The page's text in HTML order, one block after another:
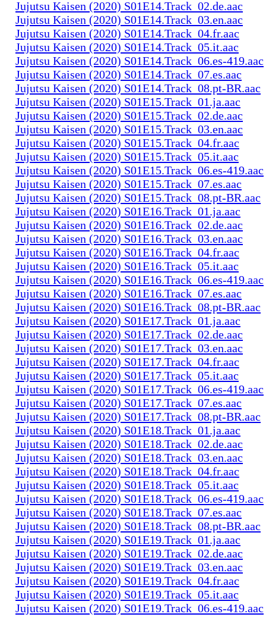
Jujutsu Kaisen (2020) S01E14.Track_02.de.aac
Jujutsu Kaisen (2020) S01E14.Track_03.en.aac
Jujutsu Kaisen (2020) S01E14.Track_04.fr.aac
Jujutsu Kaisen (2020) S01E14.Track_05.it.aac
Jujutsu Kaisen (2020) S01E14.Track_06.es-419.aac
Jujutsu Kaisen (2020) S01E14.Track_07.es.aac
Jujutsu Kaisen (2020) S01E14.Track_08.pt-BR.aac
Jujutsu Kaisen (2020) S01E15.Track_01.ja.aac
Jujutsu Kaisen (2020) S01E15.Track_02.de.aac
Jujutsu Kaisen (2020) S01E15.Track_03.en.aac
Jujutsu Kaisen (2020) S01E15.Track_04.fr.aac
Jujutsu Kaisen (2020) S01E15.Track_05.it.aac
Jujutsu Kaisen (2020) S01E15.Track_06.es-419.aac
Jujutsu Kaisen (2020) S01E15.Track_07.es.aac
Jujutsu Kaisen (2020) S01E15.Track_08.pt-BR.aac
Jujutsu Kaisen (2020) S01E16.Track_01.ja.aac
Jujutsu Kaisen (2020) S01E16.Track_02.de.aac
Jujutsu Kaisen (2020) S01E16.Track_03.en.aac
Jujutsu Kaisen (2020) S01E16.Track_04.fr.aac
Jujutsu Kaisen (2020) S01E16.Track_05.it.aac
Jujutsu Kaisen (2020) S01E16.Track_06.es-419.aac
Jujutsu Kaisen (2020) S01E16.Track_07.es.aac
Jujutsu Kaisen (2020) S01E16.Track_08.pt-BR.aac
Jujutsu Kaisen (2020) S01E17.Track_01.ja.aac
Jujutsu Kaisen (2020) S01E17.Track_02.de.aac
Jujutsu Kaisen (2020) S01E17.Track_03.en.aac
Jujutsu Kaisen (2020) S01E17.Track_04.fr.aac
Jujutsu Kaisen (2020) S01E17.Track_05.it.aac
Jujutsu Kaisen (2020) S01E17.Track_06.es-419.aac
Jujutsu Kaisen (2020) S01E17.Track_07.es.aac
Jujutsu Kaisen (2020) S01E17.Track_08.pt-BR.aac
Jujutsu Kaisen (2020) S01E18.Track_01.ja.aac
Jujutsu Kaisen (2020) S01E18.Track_02.de.aac
Jujutsu Kaisen (2020) S01E18.Track_03.en.aac
Jujutsu Kaisen (2020) S01E18.Track_04.fr.aac
Jujutsu Kaisen (2020) S01E18.Track_05.it.aac
Jujutsu Kaisen (2020) S01E18.Track_06.es-419.aac
Jujutsu Kaisen (2020) S01E18.Track_07.es.aac
Jujutsu Kaisen (2020) S01E18.Track_08.pt-BR.aac
Jujutsu Kaisen (2020) S01E19.Track_01.ja.aac
Jujutsu Kaisen (2020) S01E19.Track_02.de.aac
Jujutsu Kaisen (2020) S01E19.Track_03.en.aac
Jujutsu Kaisen (2020) S01E19.Track_04.fr.aac
Jujutsu Kaisen (2020) S01E19.Track_05.it.aac
Jujutsu Kaisen (2020) S01E19.Track_06.es-419.aac